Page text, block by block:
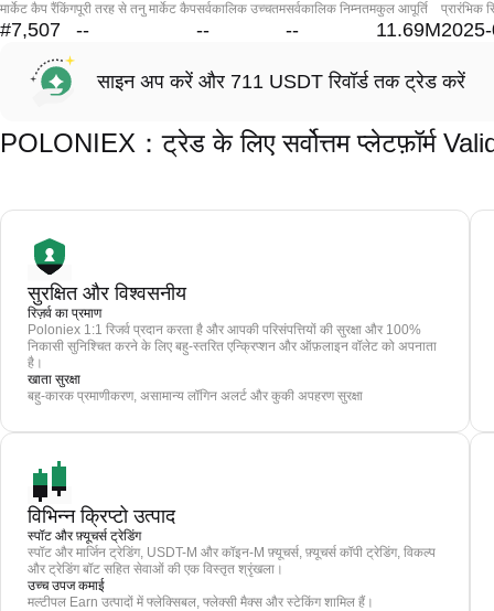
मार्केट कैप रैंकिंग
#7,507
पूरी तरह से तनु मार्केट कैप
--
सर्वकालिक उच्चतम
--
सर्वकालिक निम्नतम
--
कुल आपूर्ति
11.69M
प्रारंभिक
साइन अप करें और 711 USDT रिवॉर्ड तक ट्रेड करें
POLONIEX：ट्रेड के लिए सर्वोत्तम प्लेटफ़ॉर्म
सुरक्षित और विश्वसनीय
रिज़र्व का प्रमाण
Poloniex 1:1 रिजर्व प्रदान करता है और आपकी परिसंपत्तियों की सुरक्षा और 100%
निकासी सुनिश्चित करने के लिए बहु-स्तरित एन्क्रिप्शन और ऑफ़लाइन वॉलेट को अपनाता
है।
खाता सुरक्षा
बहु-कारक प्रमाणीकरण, असामान्य लॉगिन अलर्ट और कुकी अपहरण सुरक्षा
विभिन्न क्रिप्टो उत्पाद
स्पॉट और फ़्यूचर्स ट्रेडिंग
स्पॉट और मार्जिन ट्रेडिंग, USDT-M और कॉइन-M फ़्यूचर्स, फ़्यूचर्स कॉपी ट्रेडिंग, विकल्प
और ट्रेडिंग बॉट सहित सेवाओं की एक विस्तृत श्रृंखला।
उच्च उपज कमाई
मल्टीपल Earn उत्पादों में फ्लेक्सिबल, फ्लेक्सी मैक्स और स्टेकिंग शामिल हैं।